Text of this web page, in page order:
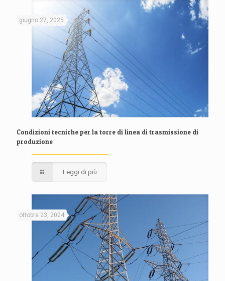
giugno 27, 2025
Condizioni tecniche per la torre di linea di trasmissione di
produzione
Leggi di più
ottobre 23, 2024